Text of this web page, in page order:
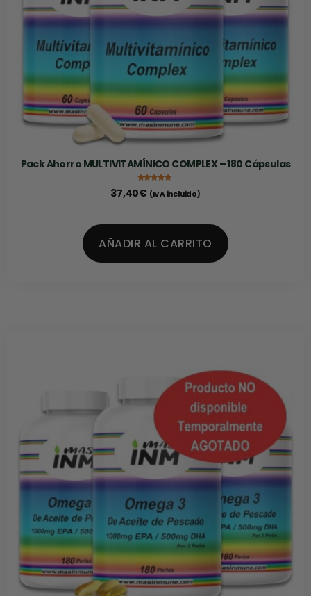
Pack Ahorro MULTIVITAMÍNICO COMPLEX – 180 Cápsulas
5.00de 5
37,40€ (IVA incluido)
AÑADIR AL CARRITO